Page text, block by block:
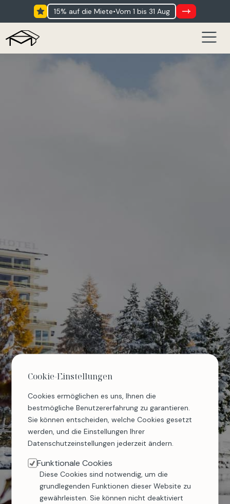
15% auf die Miete• vom 1 bis 31 Aug
404
Ein Problem ist aufgetreten
Es scheint ein Fehler aufgetreten zu sein oder die Seite,
die Sie suchen, existiert nicht. Wenn das Problem
weiterhin besteht, zögern Sie bitte nicht, uns zu
informieren.
Zurück zur Startseite
Cookie-Einstellungen
Cookies ermöglichen es uns, Ihnen die
bestmögliche Benutzererfahrung zu garantieren.
Sie können entscheiden, welche Cookies gesetzt
werden, und die Einstellungen Ihrer
Datenschutzeinstellungen jederzeit ändern.
Funktionale Cookies
Diese Cookies sind notwendig, um die
grundlegenden Funktionen dieser Website zu
gewährleisten. Sie können nicht deaktiviert